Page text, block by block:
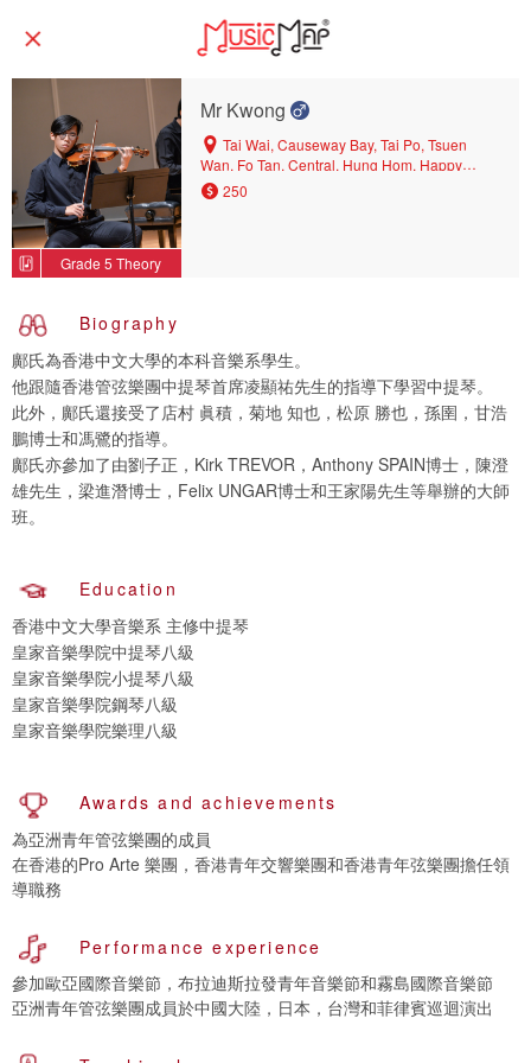
Grade 5 Theory
Mr Kwong
Tai Wai, Causeway Bay, Tai Po, Tsuen
Wan, Fo Tan, Central, Hung Hom, Happy
Valley, Shouson Hill, Kowloon Tong, Ho Man
Tin, West Mid-levels, Shatin, East Mid-levels,
250
Biography
鄺氏為香港中文大學的本科音樂系學生。
他跟隨香港管弦樂團中提琴首席凌顯祐先生的指導下學習中提琴。
此外，鄺氏還接受了店村 眞積，菊地 知也，松原 勝也，孫圉，甘浩
鵬博士和馮鷺的指導。
鄺氏亦參加了由劉子正，Kirk TREVOR，Anthony SPAIN博士，陳澄
雄先生，梁進潛博士，Felix UNGAR博士和王家陽先生等舉辦的大師
班。
Education
香港中文大學音樂系 主修中提琴
皇家音樂學院中提琴八級
皇家音樂學院小提琴八級
皇家音樂學院鋼琴八級
皇家音樂學院樂理八級
Awards and achievements
為亞洲青年管弦樂團的成員
在香港的Pro Arte 樂團，香港青年交響樂團和香港青年弦樂團擔任領
導職務
Performance experience
參加歐亞國際音樂節，布拉迪斯拉發青年音樂節和霧島國際音樂節
亞洲青年管弦樂團成員於中國大陸，日本，台灣和菲律賓巡迴演出